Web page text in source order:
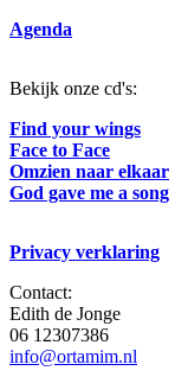
Agenda
Bekijk onze cd's:
Find your wings
Face to Face
Omzien naar elkaar
God gave me a song
Privacy verklaring
Contact:
Edith de Jonge
06 12307386
info@ortamim.nl